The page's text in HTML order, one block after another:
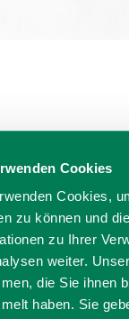
Cookies
Cookies,
zu können und
zu Ihrer
weiter.
die Sie ihnen
haben. Sie
Bayern -